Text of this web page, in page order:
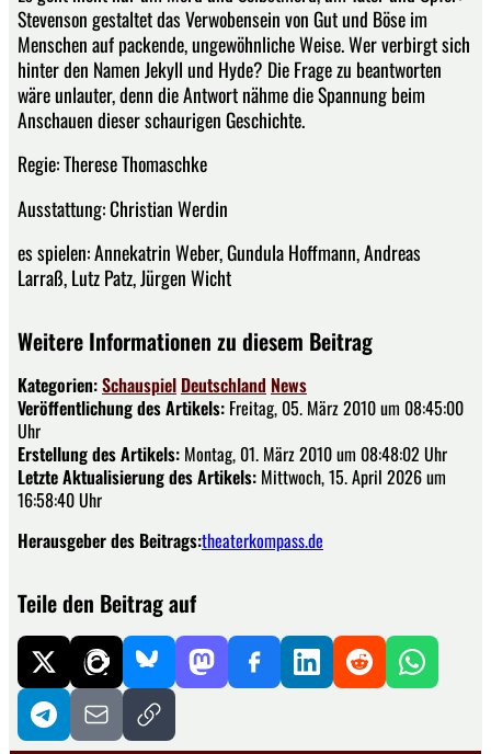
Stevenson gestaltet das Verwobensein von Gut und Böse im
Menschen auf packende, ungewöhnliche Weise. Wer verbirgt sich
hinter den Namen Jekyll und Hyde? Die Frage zu beantworten
wäre unlauter, denn die Antwort nähme die Spannung beim
Anschauen dieser schaurigen Geschichte.
Regie: Therese Thomaschke
Ausstattung: Christian Werdin
es spielen: Annekatrin Weber, Gundula Hoffmann, Andreas
Larraß, Lutz Patz, Jürgen Wicht
Weitere Informationen zu diesem Beitrag
Kategorien:Schauspiel Deutschland News
Veröffentlichung des Artikels: Freitag, 05. März 2010 um 08:45:00
Uhr
Erstellung des Artikels: Montag, 01. März 2010 um 08:48:02 Uhr
Letzte Aktualisierung des Artikels: Mittwoch, 15. April 2026 um
16:58:40 Uhr
Herausgeber des Beitrags:theaterkompass.de
Teile den Beitrag auf